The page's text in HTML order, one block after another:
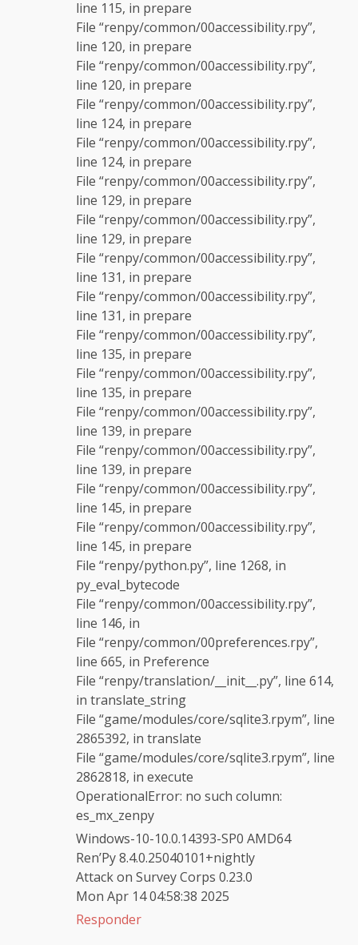
line 115, in prepare
File “renpy/common/00accessibility.rpy”,
line 120, in prepare
File “renpy/common/00accessibility.rpy”,
line 120, in prepare
File “renpy/common/00accessibility.rpy”,
line 124, in prepare
File “renpy/common/00accessibility.rpy”,
line 124, in prepare
File “renpy/common/00accessibility.rpy”,
line 129, in prepare
File “renpy/common/00accessibility.rpy”,
line 129, in prepare
File “renpy/common/00accessibility.rpy”,
line 131, in prepare
File “renpy/common/00accessibility.rpy”,
line 131, in prepare
File “renpy/common/00accessibility.rpy”,
line 135, in prepare
File “renpy/common/00accessibility.rpy”,
line 135, in prepare
File “renpy/common/00accessibility.rpy”,
line 139, in prepare
File “renpy/common/00accessibility.rpy”,
line 139, in prepare
File “renpy/common/00accessibility.rpy”,
line 145, in prepare
File “renpy/common/00accessibility.rpy”,
line 145, in prepare
File “renpy/python.py”, line 1268, in
py_eval_bytecode
File “renpy/common/00accessibility.rpy”,
line 146, in
File “renpy/common/00preferences.rpy”,
line 665, in Preference
File “renpy/translation/__init__.py”, line 614,
in translate_string
File “game/modules/core/sqlite3.rpym”, line
2865392, in translate
File “game/modules/core/sqlite3.rpym”, line
2862818, in execute
OperationalError: no such column:
es_mx_zenpy
Windows-10-10.0.14393-SP0 AMD64
Ren’Py 8.4.0.25040101+nightly
Attack on Survey Corps 0.23.0
Mon Apr 14 04:58:38 2025
Responder